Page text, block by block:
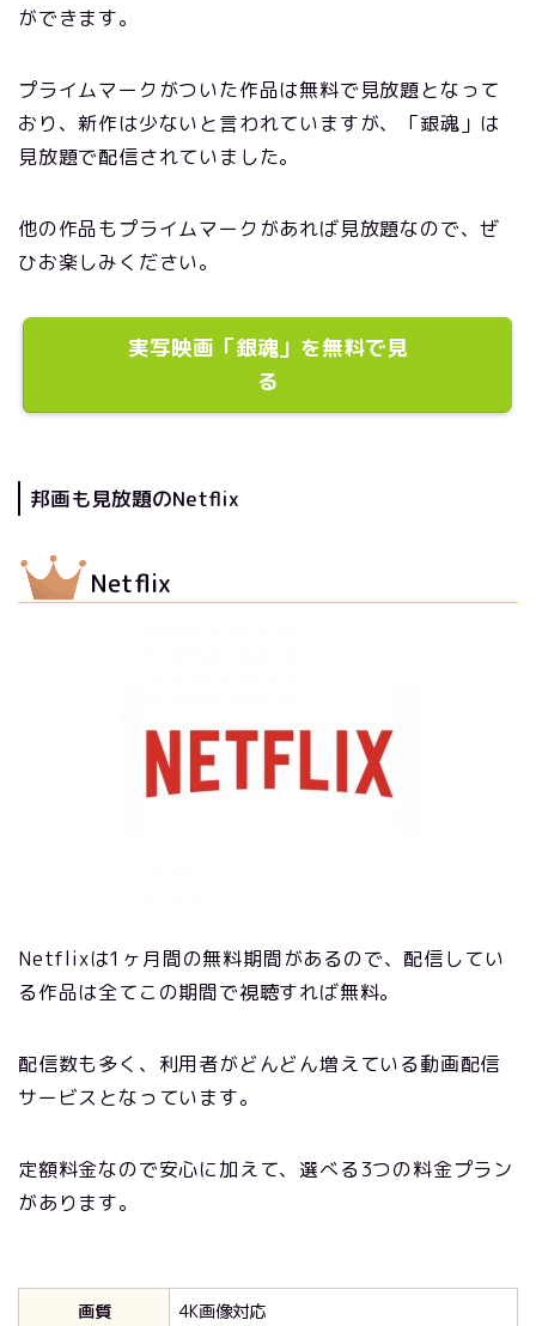
ができます。
プライムマークがついた作品は無料で見放題となって
おり、新作は少ないと言われていますが、「銀魂」は
見放題で配信されていました。
他の作品もプライムマークがあれば見放題なので、ぜ
ひお楽しみください。
実写映画「銀魂」を無料で見
る
邦画も見放題のNetflix
Netflix
Netflixは1ヶ月間の無料期間があるので、配信してい
る作品は全てこの期間で視聴すれば無料。
配信数も多く、利用者がどんどん増えている動画配信
サービスとなっています。
定額料金なので安心に加えて、選べる3つの料金プラン
があります。
画質
4K画像対応